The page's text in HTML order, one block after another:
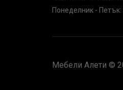
Понеделник - Петък:
Мебели Алети ©